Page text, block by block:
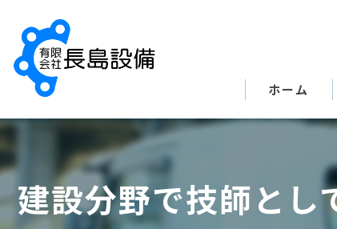
ホーム
建設分野で技師とし